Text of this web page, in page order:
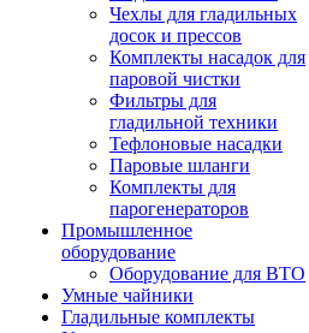
Чехлы для гладильных
досок и прессов
Комплекты насадок для
паровой чистки
Фильтры для
гладильной техники
Тефлоновые насадки
Паровые шланги
Комплекты для
парогенераторов
Промышленное
оборудование
Оборудование для ВТО
Умные чайники
Гладильные комплекты